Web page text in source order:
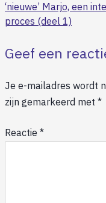
‘nieuwe’ Marjo, een
proces (deel 1)
Geef een
Je e-mailadres wordt
zijn gemarkeerd met *
Reactie *